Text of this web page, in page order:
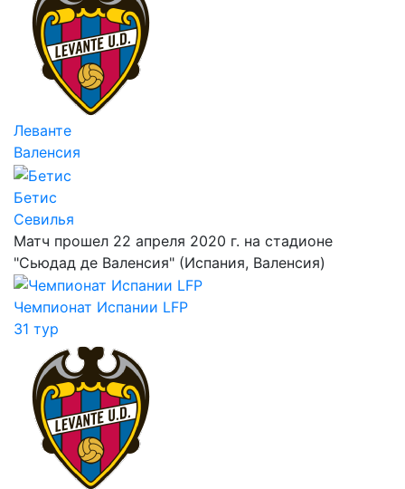
Леванте
Валенсия
Бетис
Севилья
Матч прошел 22 апреля 2020 г. на стадионе
"Сьюдад де Валенсия" (Испания, Валенсия)
Чемпионат Испании LFP
31 тур